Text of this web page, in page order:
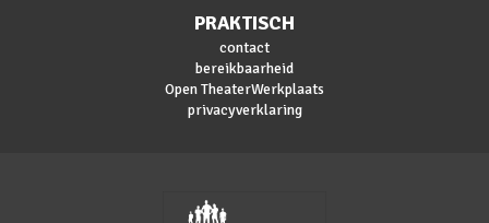
PRAKTISCH
contact
bereikbaarheid
Open TheaterWerkplaats
privacyverklaring